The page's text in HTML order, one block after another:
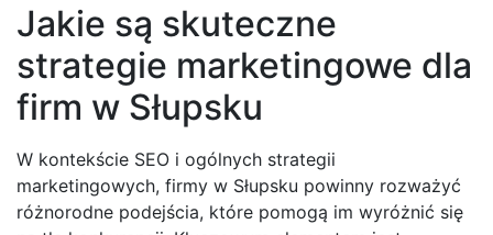
Jakie są skuteczne
strategie marketingowe dla
firm w Słupsku
W kontekście SEO i ogólnych strategii
marketingowych, firmy w Słupsku powinny rozważyć
różnorodne podejścia, które pomogą im wyróżnić się